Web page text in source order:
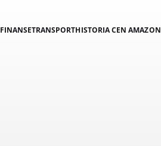
FINANSETRANSPORTHISTORIA CEN AMAZON